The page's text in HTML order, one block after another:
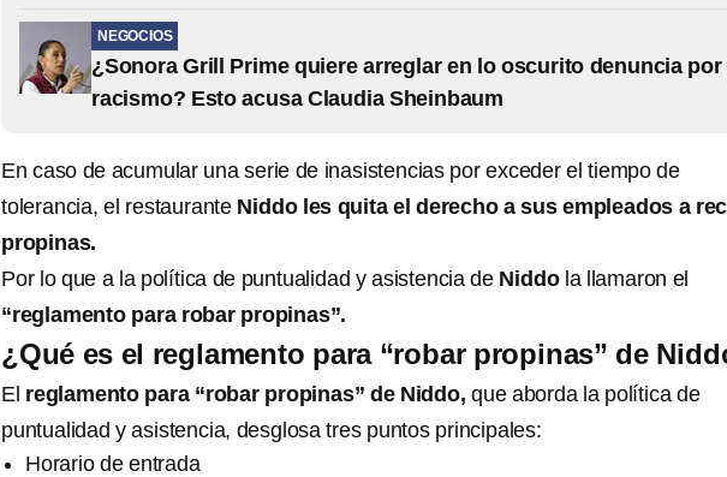
NEGOCIOS
¿Sonora Grill Prime quiere arreglar en lo oscurito denuncia por
racismo? Esto acusa Claudia Sheinbaum
En caso de acumular una serie de inasistencias por exceder el tiempo de
tolerancia, el restaurante Niddo les quita el derecho a sus empleados a
propinas.
Por lo que a la política de puntualidad y asistencia de Niddola llamaron el
“reglamento para robar propinas”.
¿Qué es el reglamento para “robar propinas” de
El reglamento para “robar propinas” de Niddo, que aborda la política de
puntualidad y asistencia, desglosa tres puntos principales:
Horario de entrada